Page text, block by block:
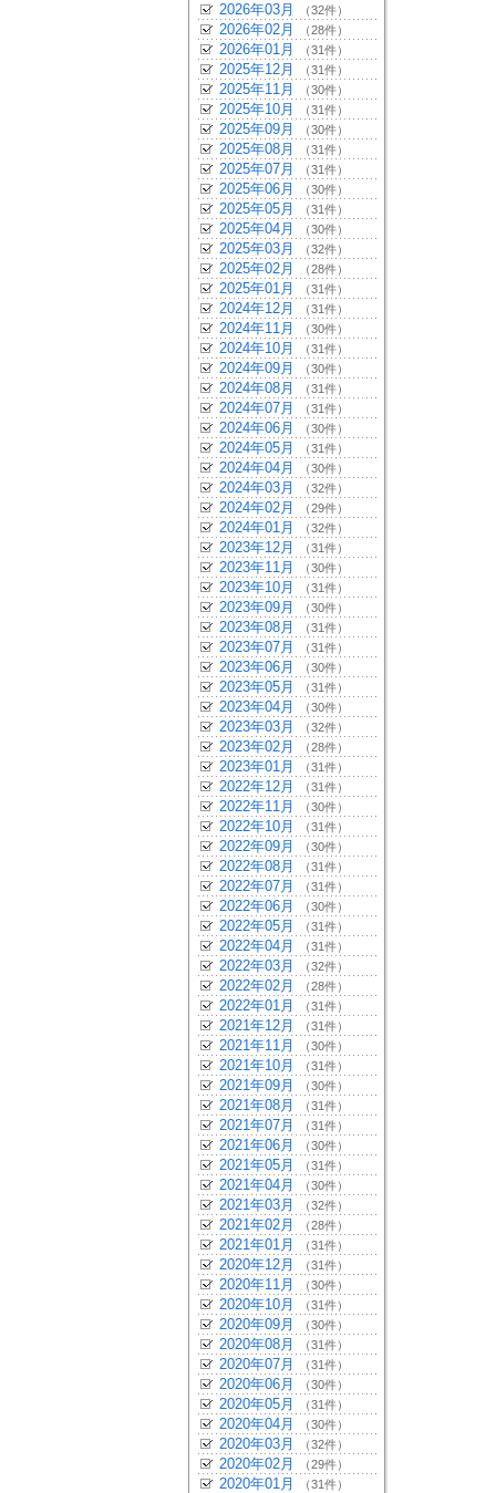
2026年03月 （32件）
2026年02月 （28件）
2026年01月 （31件）
2025年12月 （31件）
2025年11月 （30件）
2025年10月 （31件）
2025年09月 （30件）
2025年08月 （31件）
2025年07月 （31件）
2025年06月 （30件）
2025年05月 （31件）
2025年04月 （30件）
2025年03月 （32件）
2025年02月 （28件）
2025年01月 （31件）
2024年12月 （31件）
2024年11月 （30件）
2024年10月 （31件）
2024年09月 （30件）
2024年08月 （31件）
2024年07月 （31件）
2024年06月 （30件）
2024年05月 （31件）
2024年04月 （30件）
2024年03月 （32件）
2024年02月 （29件）
2024年01月 （32件）
2023年12月 （31件）
2023年11月 （30件）
2023年10月 （31件）
2023年09月 （30件）
2023年08月 （31件）
2023年07月 （31件）
2023年06月 （30件）
2023年05月 （31件）
2023年04月 （30件）
2023年03月 （32件）
2023年02月 （28件）
2023年01月 （31件）
2022年12月 （31件）
2022年11月 （30件）
2022年10月 （31件）
2022年09月 （30件）
2022年08月 （31件）
2022年07月 （31件）
2022年06月 （30件）
2022年05月 （31件）
2022年04月 （31件）
2022年03月 （32件）
2022年02月 （28件）
2022年01月 （31件）
2021年12月 （31件）
2021年11月 （30件）
2021年10月 （31件）
2021年09月 （30件）
2021年08月 （31件）
2021年07月 （31件）
2021年06月 （30件）
2021年05月 （31件）
2021年04月 （30件）
2021年03月 （32件）
2021年02月 （28件）
2021年01月 （31件）
2020年12月 （31件）
2020年11月 （30件）
2020年10月 （31件）
2020年09月 （30件）
2020年08月 （31件）
2020年07月 （31件）
2020年06月 （30件）
2020年05月 （31件）
2020年04月 （30件）
2020年03月 （32件）
2020年02月 （29件）
2020年01月 （31件）